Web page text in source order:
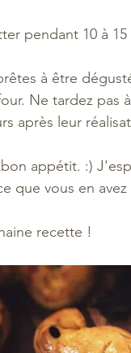
pendant 10 à
à être
Ne tardez pas
après leur
appétit. :)
que vous en
recette !